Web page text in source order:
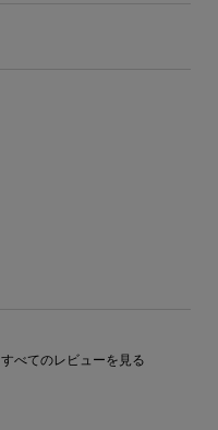
すべてのレビューを見る